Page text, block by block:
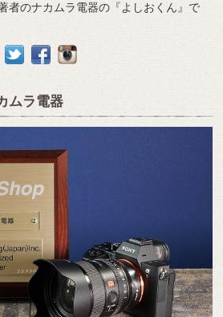
者のナカムラ電器の『よしおくん』で
ムラ電器